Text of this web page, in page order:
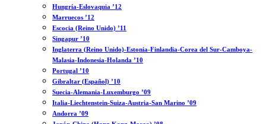
Hungría-Eslovaquia ’12
Marruecos ’12
Escocia (Reino Unido) ’11
Singapur ’10
Inglaterra (Reino Unido)-Estonia-Finlandia-Corea del Sur-Camboya-
Malasia-Indonesia-Holanda ’10
Portugal ’10
Gibraltar (Español) ’10
Suecia-Alemania-Luxemburgo ’09
Italia-Liechtenstein-Suiza-Austria-San Marino ’09
Andorra ’09